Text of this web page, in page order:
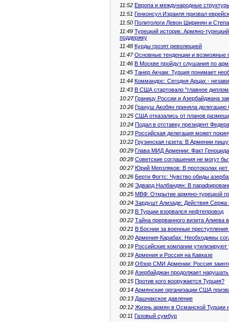
11:52 Европа и международные
11:51 Генконсул Израиля призвал
11:50 Политологи Левон Ширинян и
11:49 Турецкий историк: Армяно-
поддержку
11:48 Курды грозят революцией
11:47 Основные тенденции и возможные
11:46 В Москве пройдут слушания по
11:45 Танер Акчам: Турция понимает
11:44 Коммандос: Сегодня Арцах -
11:43 В США стартовало "главное
10:27 Границу России и Азербайджана
10:26 Грануш Акобян приняла
10:25 США отказались от планов
10:24 Подал в отставку президент
10:23 Российская делегация может
10:22 Грузинская газета: В Армении
00:29 Глава МИД Армении: Факт
00:28 Советские соглашения не могут
00:27 Юрий Мерзляков: В протоколах
00:26 Берти Фогтс: Чувство обиды
00:26 Эдвард Налбандян: В
00:25 МВФ: Открытие армяно-турецкой
00:24 Зардушт Ализаде: Действия Сержа
00:23 В Турции взорвался нефтепровод
00:22 Тайна прерванного визита
00:21 В Боснии за военные
00:20 Армения-Карабах: Необходимы
00:19 Российские компании утилизируют
00:19 Армения и Россия на Кавказе
00:18 Обзор СМИ Армении: Россия
00:16 Азербайджан продолжает
00:15 Против кого вооружается Турция?
00:14 Армянские организации США
00:13 Дашнакское давление
00:12 Жизнь армян в Османской Турции
00:11 Газовый сумбур